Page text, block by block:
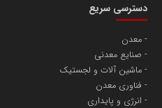
دسترسی سریع
معدن
صنایع معدنی
ماشین آلات و لجستیک
فناوری معدن
انرژی و پایداری